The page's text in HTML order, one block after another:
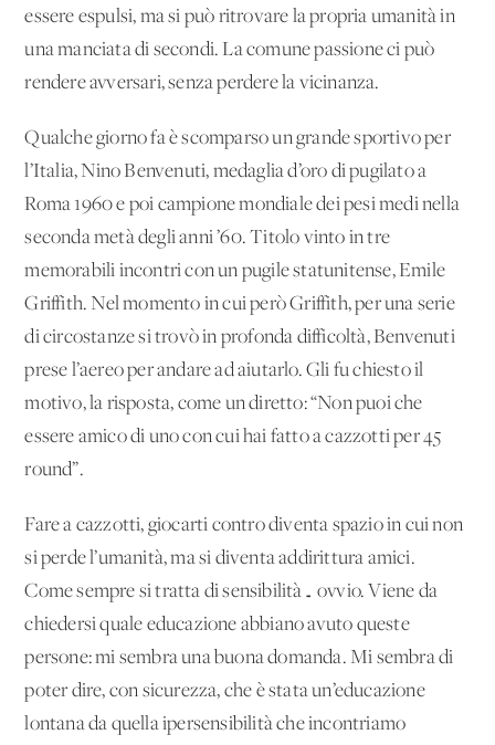
essere espulsi, ma si può ritrovare la propria umanità in
una manciata di secondi. La comune passione ci può
rendere avversari, senza perdere la vicinanza.
Qualche giorno fa è scomparso un grande sportivo per
l’Italia, Nino Benvenuti, medaglia d’oro di pugilato a
Roma 1960 e poi campione mondiale dei pesi medi nella
seconda metà degli anni ’60. Titolo vinto in tre
memorabili incontri con un pugile statunitense, Emile
Griffith. Nel momento in cui però Griffith, per una serie
di circostanze si trovò in profonda difficoltà, Benvenuti
prese l’aereo per andare ad aiutarlo. Gli fu chiesto il
motivo, la risposta, come un diretto: “Non puoi che
essere amico di uno con cui hai fatto a cazzotti per 45
round”.
Fare a cazzotti, giocarti contro diventa spazio in cui non
si perde l’umanità, ma si diventa addirittura amici.
Come sempre si tratta di sensibilità… ovvio. Viene da
chiedersi quale educazione abbiano avuto queste
persone: mi sembra una buona domanda. Mi sembra di
poter dire, con sicurezza, che è stata un’educazione
lontana da quella ipersensibilità che incontriamo